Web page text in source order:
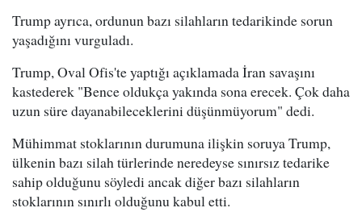
Trump ayrıca, ordunun bazı silahların tedarikinde sorun
yaşadığını vurguladı.
Trump, Oval Ofis'te yaptığı açıklamada İran savaşını
kastederek "Bence oldukça yakında sona erecek. Çok daha
uzun süre dayanabileceklerini düşünmüyorum" dedi.
Mühimmat stoklarının durumuna ilişkin soruya Trump,
ülkenin bazı silah türlerinde neredeyse sınırsız tedarike
sahip olduğunu söyledi ancak diğer bazı silahların
stoklarının sınırlı olduğunu kabul etti.